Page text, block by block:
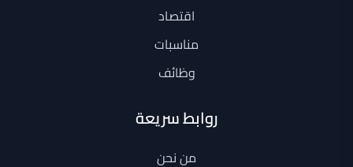
اقتصاد
مناسبات
وظائف
روابط سريعة
من نحن